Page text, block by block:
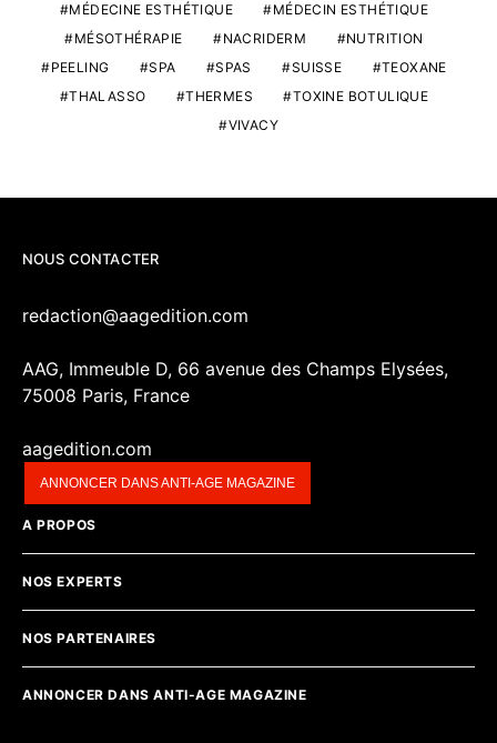
MÉDECINE ESTHÉTIQUE
MÉDECIN ESTHÉTIQUE
MÉSOTHÉRAPIE
NACRIDERM
NUTRITION
PEELING
SPA SPAS SUISSE
TEOXANE
THALASSO
THERMES
TOXINE BOTULIQUE
VIVACY
NOUS CONTACTER
redaction@aagedition.com
AAG, Immeuble D, 66 avenue des Champs Elysées,
75008 Paris, France
aagedition.com
ANNONCER DANS ANTI-AGE MAGAZINE
A PROPOS
NOS EXPERTS
NOS PARTENAIRES
ANNONCER DANS ANTI-AGE MAGAZINE